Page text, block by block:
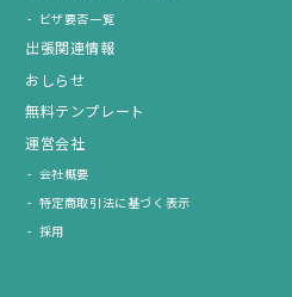
ビザ要否一覧
出張関連情報
おしらせ
無料テンプレート
運営会社
会社概要
特定商取引法に基づく表示
採用